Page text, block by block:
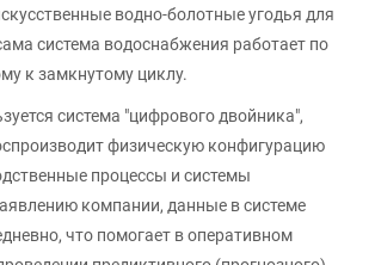
водно-болотные угодья для
система водоснабжения работает по
к замкнутому циклу.
система "цифрового двойника",
физическую конфигурацию
процессы и системы
компании, данные в системе
что помогает в оперативном